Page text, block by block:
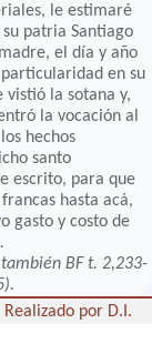
le estimaré
patria Santiago
el día y año
en su
vistió la sotana y,
la vocación al
hechos
santo
escrito, para que
hasta acá,
gasto y costo de
BF t. 2,233-
Realizado por D.I.